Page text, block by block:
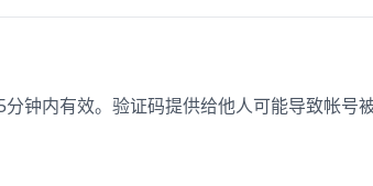
钟内有效。验证码提供给他人可能导致帐号